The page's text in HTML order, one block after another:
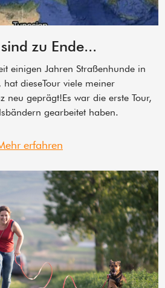
zu Ende...
einigen Jahren Straßenhunde in
dieseTour viele meiner
neu geprägt!Es war die erste Tour,
gearbeitet haben.
erfahren